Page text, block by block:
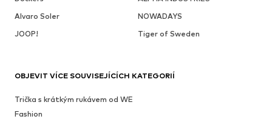
Alvaro Soler
NOWADAYS
JOOP!
Tiger of Sweden
OBJEVIT VÍCE SOUVISEJÍCÍCH KATEGORIÍ
Trička s krátkým rukávem od WE
Fashion